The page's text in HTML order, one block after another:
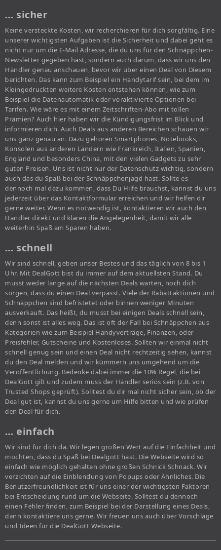
… sicher
Keine versteckte Kosten, wir recherchieren für dich sorgfältig. Eine
unserer wichtigsten Aufgaben ist die Sicherheit und dabei geht es
nicht nur um die E-Mail Adresse, die du uns für den Schnäppchen-
Newsletter gegeben hast, sondern auch darum, dass wir uns den
Händler genau anschauen, bevor wir über einen Deal von Diesem
berichten. Das kann zum Beispiel ein Handytarif sein, bei dem im
Kleingedruckten weitere Kosten entstehen können, wie zum
Beispiel die Datenautomatik oder voraktivierte Optionen bei
Tarifen. Wie wäre es mit einem Zeitschriften-Abo mit tollen
Prämien? Auch hier haben wir die Kündigungsfrist im Blick und
informieren dich. Auch Deals aus anderen Bereichen schauen wir
uns ganz genau an. Dazu gehören Smartphones, Notebooks,
Konsolen aus anderen Ländern wie Frankreich, Italien, Spanien,
England und besonders China, mit den vielen Gadgets zu sehr
guten Preisen. Uns ist nicht nur der Datenschutz wichtig, sondern
auch das du Spaß bei der Schnäppchenjagd hast. Sollte es
dennoch mal dazu kommen, dass Du Hilfe brauchst, kannst du uns
jederzeit über das Kontaktformular erreichen und wir helfen dir
gerne weiter. Wenn es notwendig ist, kontaktieren wir auch den
Händler direkt und klären die Angelegenheit, damit wir alle
weiterhin Spaß am Sparen haben.
… schnell
Wir sind schnell, geben unser Bestes und das täglich von 8 bis 1
Uhr. Mit DealGott bist du immer auf dem aktuellsten Stand. Du
musst weder lange auf die nächsten Deals warten, noch dich
sorgen, dass du einen Deal verpasst. Viele der Rabattaktionen und
Schnäppchen sind befristetet oder binnen weniger Minuten
ausverkauft. Das heißt, du musst bei einigen Deals schnell sein,
denn sonst ist alles weg. Das ist oft der Fall bei Schnäppchen aus
Kategorien wie zum Beispiel Handyverträge, Finanzen, oder
Preisfehler, Gutscheine und Kostenloses. Sollten wir einmal nicht
schnell genug sein und einen Deal nicht rechtzeitig sehen, kannst
du den Deal melden und wir kümmern uns umgehend um die
Veröffentlichung. Bedenke dabei immer die 10% Regel, die bei
DealGott gilt und zudem muss der Händler seriös sein (z.B. von
Trusted Shops geprüft). Solltest du dir mal nicht sicher sein, ob der
Deal gut ist, kannst du uns gerne um Hilfe bitten und wie prüfen
den Deal für dich.
… einfach
Wir sind für dich da. Wir legen großen Wert auf die Einfachheit und
möchten, dass du Spaß bei Dealgott hast. Die Webseite wird so
einfach wie möglich gehalten ohne großen Schnick Schnack. Wir
verzichten auf die Einblendung von Popups oder Ähnliches. Die
Benutzerfreundlichkeit ist für uns einer der wichtigsten Faktoren
bei Entscheidung rund um die Webseite. Solltest du dennoch
einen Fehler finden, zum Beispiel bei der Darstellung eines Deals,
dann kontaktiere uns gerne. Wir freuen uns auch über Vorschläge
und Ideen für die DealGott Webseite.